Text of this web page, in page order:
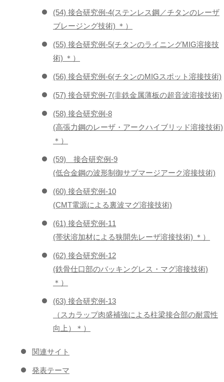
(54) 接合研究例-4(ステンレス鋼／チタンのレーザ
ブレージング技術) ＊）
(55) 接合研究例-5(チタンのライニングMIG溶接技
術) ＊）
(56) 接合研究例-6(チタンのMIGスポット溶接技術)
(57) 接合研究例-7(非鉄金属薄板の超音波溶接技術)
(58) 接合研究例-8
(高張力鋼のレーザ・アークハイブリッド溶接技術)
＊）
(59) 接合研究例-9
(低合金鋼の波形制御サブマージアーク溶接技術)
(60) 接合研究例-10
(CMT電源による裏波マグ溶接技術)
(61) 接合研究例-11
(帯状溶加材による狭開先レーザ溶接技術) ＊）
(62) 接合研究例-12
(鉄骨仕口部のバッキングレス・マグ溶接技術)
＊）
(63) 接合研究例-13
（スカラップ肉盛補強による柱梁接合部の耐震性
向上）＊）
関連サイト
発表テーマ